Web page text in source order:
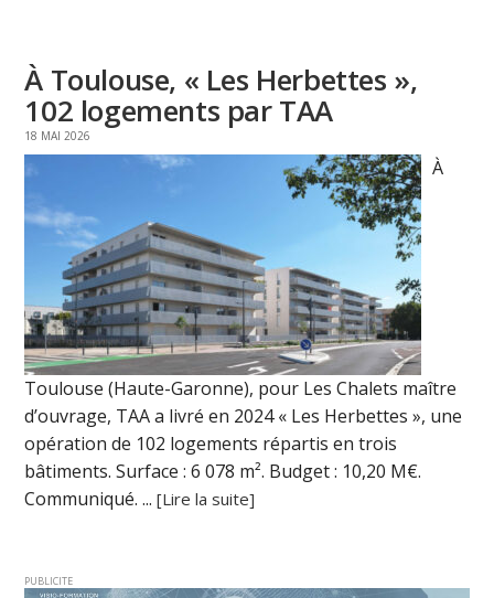
À Toulouse, « Les Herbettes »,
102 logements par TAA
18 MAI 2026
À
Toulouse (Haute-Garonne), pour Les Chalets maître
d’ouvrage, TAA a livré en 2024 « Les Herbettes », une
opération de 102 logements répartis en trois
bâtiments. Surface : 6 078 m². Budget : 10,20 M€.
Communiqué. ...[Lire la suite]
PUBLICITE